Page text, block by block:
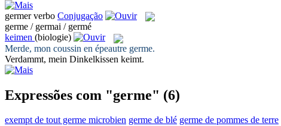
germer verbo Conjugação
germe / germai / germé
keimen (biologie)
Merde, mon coussin en épeautre germe.
Verdammt, mein Dinkelkissen keimt.
Expressões com "germe" (6)
exempt de tout germe microbien germe de blé germe de pommes de terre